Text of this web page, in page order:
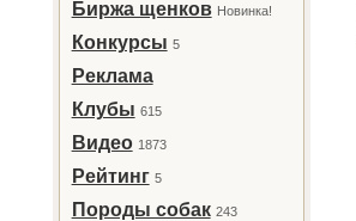
Биржа щенков Новинка!
Конкурсы 5
Реклама
Клубы 615
Видео 1873
Рейтинг 5
Породы собак 243